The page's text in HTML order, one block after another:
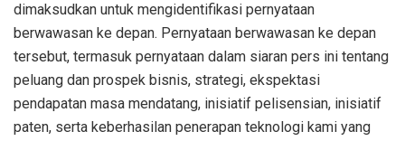
dimaksudkan untuk mengidentifikasi pernyataan
berwawasan ke depan. Pernyataan berwawasan ke depan
tersebut, termasuk pernyataan dalam siaran pers ini tentang
peluang dan prospek bisnis, strategi, ekspektasi
pendapatan masa mendatang, inisiatif pelisensian, inisiatif
paten, serta keberhasilan penerapan teknologi kami yang